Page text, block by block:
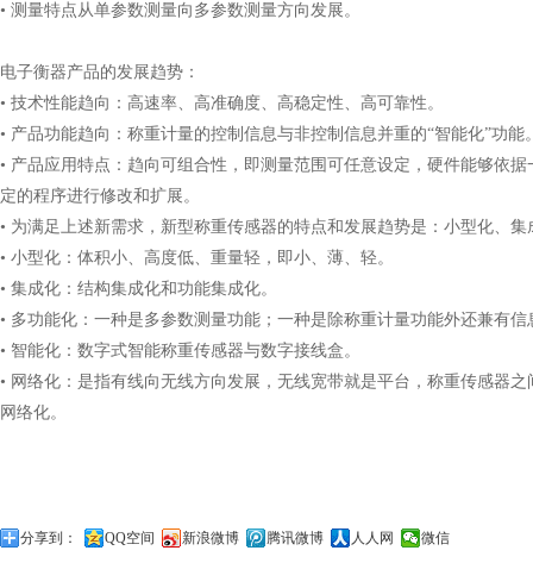
• 测量特点从单参数测量向多参数测量方向发展。
电子衡器产品的发展趋势：
• 技术性能趋向：高速率、高准确度、高稳定性、高可靠性。
• 产品功能趋向：称重计量的控制信息与非控制信息并重的“智能化”功能
• 产品应用特点：趋向可组合性，即测量范围可任意设定，硬件能够依
定的程序进行修改和扩展。
• 为满足上述新需求，新型称重传感器的特点和发展趋势是：小型化、
• 小型化：体积小、高度低、重量轻，即小、薄、轻。
• 集成化：结构集成化和功能集成化。
• 多功能化：一种是多参数测量功能；一种是除称重计量功能外还兼有
• 智能化：数字式智能称重传感器与数字接线盒。
• 网络化：是指有线向无线方向发展，无线宽带就是平台，称重传感器
网络化。
分享到： QQ空间 新浪微博 腾讯微博 人人网 微信